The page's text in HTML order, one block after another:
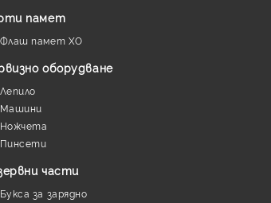
памет
Флаш памет XO
оборудване
Лепило
Машини
Ножчета
Пинсети
части
Букса за зарядно